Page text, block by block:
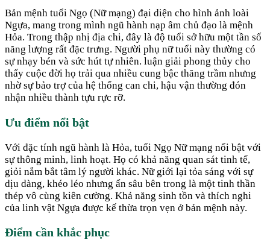
Bản mệnh tuổi Ngọ (Nữ mạng) đại diện cho hình ảnh loài
Ngựa, mang trong mình ngũ hành nạp âm chủ đạo là mệnh
Hỏa. Trong thập nhị địa chi, đây là độ tuổi sở hữu một tần số
năng lượng rất đặc trưng. Người phụ nữ tuổi này thường có
sự nhạy bén và sức hút tự nhiên. luận giải phong thủy cho
thấy cuộc đời họ trải qua nhiều cung bậc thăng trầm nhưng
nhờ sự bảo trợ của hệ thống can chi, hậu vận thường đón
nhận nhiều thành tựu rực rỡ.
Ưu điểm nổi bật
Với đặc tính ngũ hành là Hỏa, tuổi Ngọ Nữ mạng nổi bật với
sự thông minh, linh hoạt. Họ có khả năng quan sát tinh tế,
giỏi nắm bắt tâm lý người khác. Nữ giới lại tỏa sáng với sự
dịu dàng, khéo léo nhưng ẩn sâu bên trong là một tinh thần
thép vô cùng kiên cường. Khả năng sinh tồn và thích nghi
của linh vật Ngựa được kế thừa trọn vẹn ở bản mệnh này.
Điểm cần khắc phục